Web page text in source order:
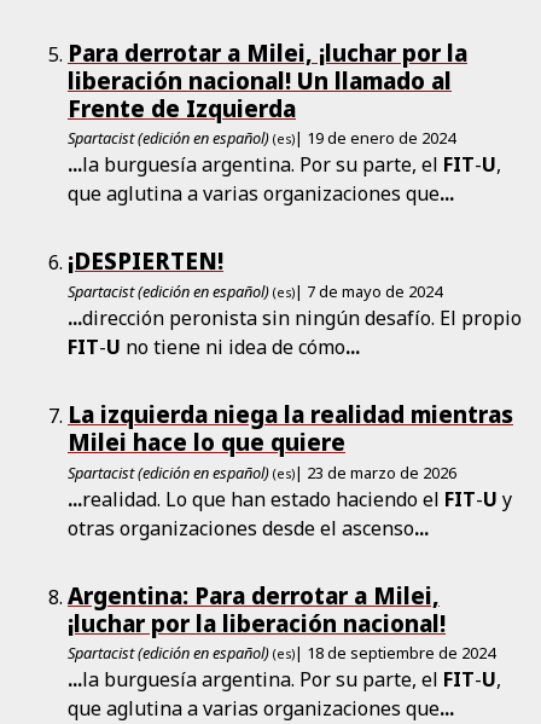
Para derrotar a Milei, ¡luchar por la
liberación nacional! Un llamado al
Frente de Izquierda
Spartacist (edición en español) (es)| 19 de enero de 2024
...la burguesía argentina. Por su parte, el FIT-U,
que aglutina a varias organizaciones que...
¡DESPIERTEN!
Spartacist (edición en español) (es)| 7 de mayo de 2024
...dirección peronista sin ningún desafío. El propio
FIT-U no tiene ni idea de cómo...
La izquierda niega la realidad mientras
Milei hace lo que quiere
Spartacist (edición en español) (es)| 23 de marzo de 2026
...realidad. Lo que han estado haciendo el FIT-U y
otras organizaciones desde el ascenso...
Argentina: Para derrotar a Milei,
¡luchar por la liberación nacional!
Spartacist (edición en español) (es)| 18 de septiembre de 2024
...la burguesía argentina. Por su parte, el FIT-U,
que aglutina a varias organizaciones que...